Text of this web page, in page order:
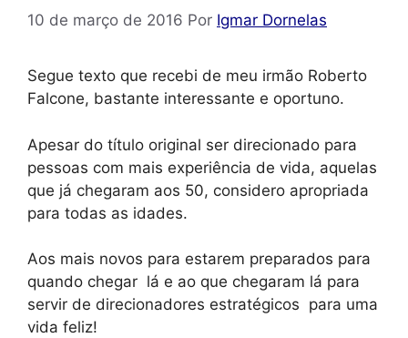
10 de março de 2016 Por Igmar Dornelas
Segue texto que recebi de meu irmão Roberto
Falcone, bastante interessante e oportuno.
Apesar do título original ser direcionado para
pessoas com mais experiência de vida, aquelas
que já chegaram aos 50, considero apropriada
para todas as idades.
Aos mais novos para estarem preparados para
quando chegar lá e ao que chegaram lá para
servir de direcionadores estratégicos para uma
vida feliz!